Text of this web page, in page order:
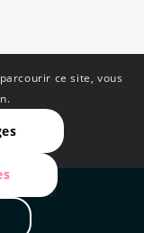
Web Global -
ce site, vous